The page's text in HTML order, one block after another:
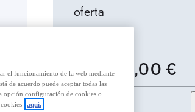
oferta
26.500,00 €
el funcionamiento de la web mediante
de acuerdo puede aceptar todas las
opción configuración de cookies o
aquí.